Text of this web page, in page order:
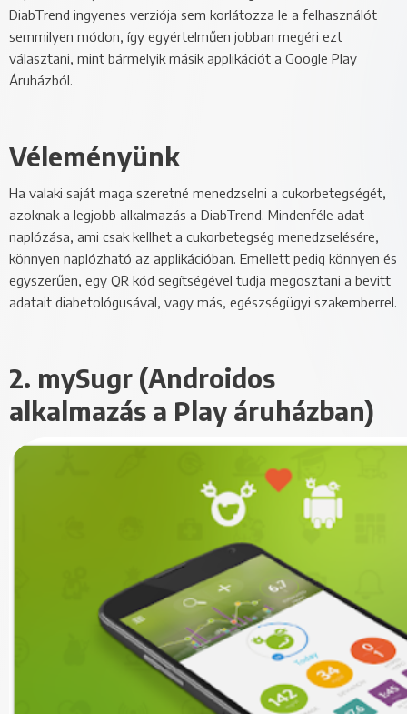
DiabTrend ingyenes verziója sem korlátozza le a felhasználót
semmilyen módon, így egyértelműen jobban megéri ezt
választani, mint bármelyik másik applikációt a Google Play
Áruházból.
Véleményünk
Ha valaki saját maga szeretné menedzselni a cukorbetegségét,
azoknak a legjobb alkalmazás a DiabTrend. Mindenféle adat
naplózása, ami csak kellhet a cukorbetegség menedzselésére,
könnyen naplózható az applikációban. Emellett pedig könnyen és
egyszerűen, egy QR kód segítségével tudja megosztani a bevitt
adatait diabetológusával, vagy más, egészségügyi szakemberrel.
2. mySugr (Androidos
alkalmazás a Play áruházban)